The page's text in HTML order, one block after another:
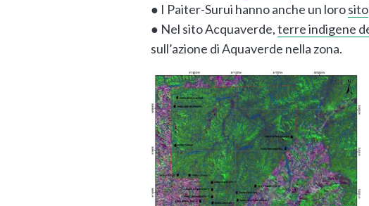
● I Paiter-Surui hanno anche un lorosito
● Nel sito Acquaverde,terre indigene
sull’azione di Aquaverde nella zona.